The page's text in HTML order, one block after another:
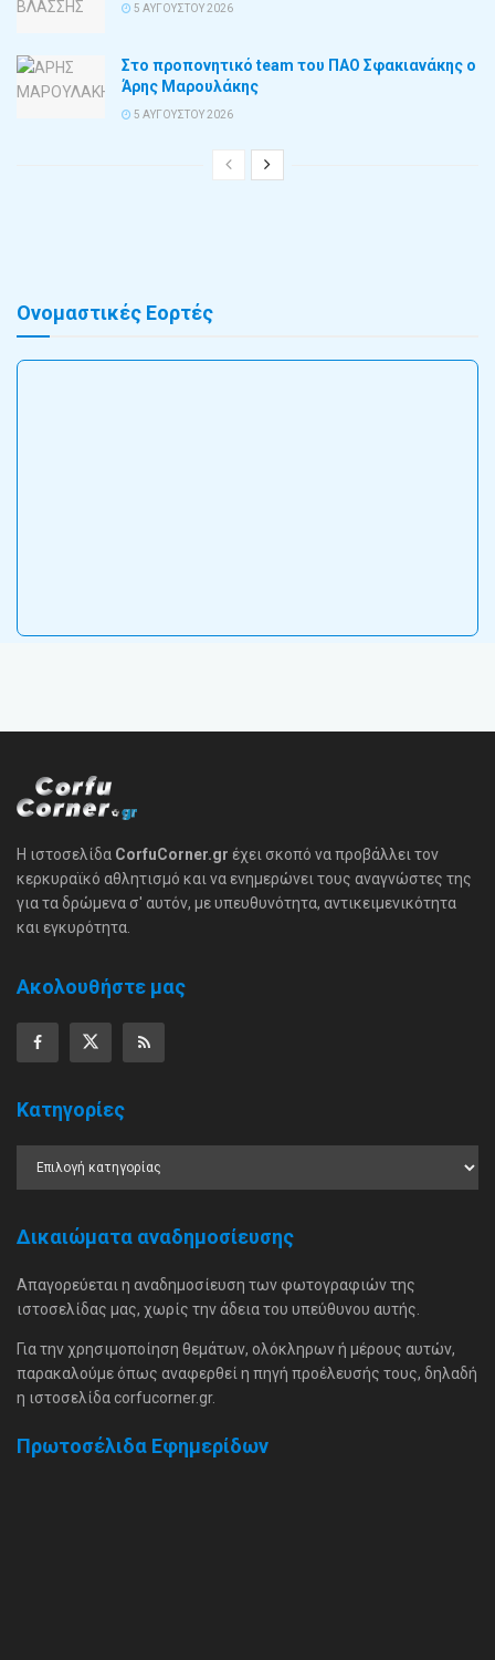
5 ΑΥΓΟΎΣΤΟΥ 2026
Στο προπονητικό team του ΠΑΟ Σφακιανάκης ο
Άρης Μαρουλάκης
5 ΑΥΓΟΎΣΤΟΥ 2026
Ονομαστικές Εορτές
Η ιστοσελίδα CorfuCorner.gr έχει σκοπό να προβάλλει τον
κερκυραϊκό αθλητισμό και να ενημερώνει τους αναγνώστες της
για τα δρώμενα σ' αυτόν, με υπευθυνότητα, αντικειμενικότητα
και εγκυρότητα.
Ακολουθήστε μας
Κατηγορίες
Δικαιώματα αναδημοσίευσης
Απαγορεύεται η αναδημοσίευση των φωτογραφιών της
ιστοσελίδας μας, χωρίς την άδεια του υπεύθυνου αυτής.
Για την χρησιμοποίηση θεμάτων, ολόκληρων ή μέρους αυτών,
παρακαλούμε όπως αναφερθεί η πηγή προέλευσής τους, δηλαδή
η ιστοσελίδα corfucorner.gr.
Πρωτοσέλιδα Εφημερίδων